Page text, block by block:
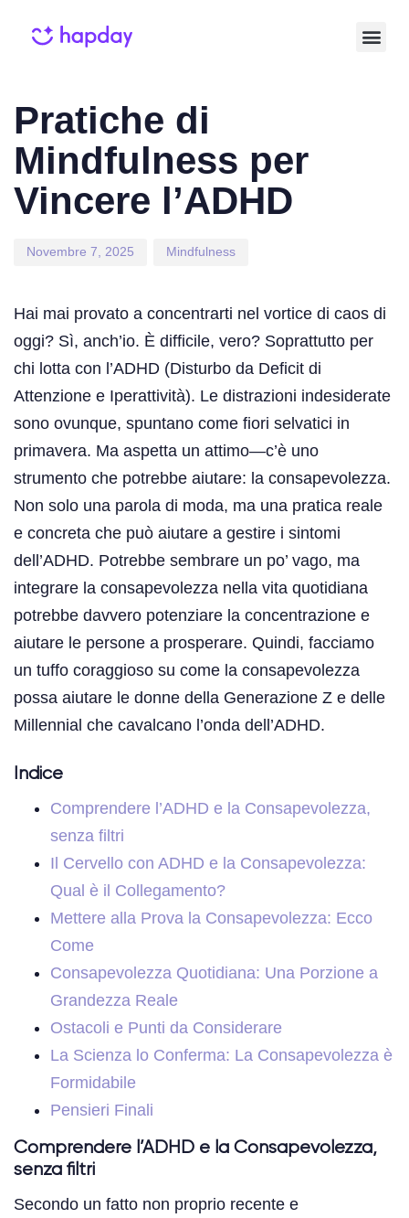
Pratiche di
Mindfulness per
Vincere l’ADHD
on:
Novembre 7, 2025 Mindfulness
Hai mai provato a concentrarti nel vortice di caos di
oggi? Sì, anch’io. È difficile, vero? Soprattutto per
chi lotta con l’ADHD (Disturbo da Deficit di
Attenzione e Iperattività). Le distrazioni indesiderate
sono ovunque, spuntano come fiori selvatici in
primavera. Ma aspetta un attimo—c’è uno
strumento che potrebbe aiutare: la consapevolezza.
Non solo una parola di moda, ma una pratica reale
e concreta che può aiutare a gestire i sintomi
dell’ADHD. Potrebbe sembrare un po’ vago, ma
integrare la consapevolezza nella vita quotidiana
potrebbe davvero potenziare la concentrazione e
aiutare le persone a prosperare. Quindi, facciamo
un tuffo coraggioso su come la consapevolezza
possa aiutare le donne della Generazione Z e delle
Millennial che cavalcano l’onda dell’ADHD.
Indice
Comprendere l’ADHD e la Consapevolezza,
senza filtri
Il Cervello con ADHD e la Consapevolezza:
Qual è il Collegamento?
Mettere alla Prova la Consapevolezza: Ecco
Come
Consapevolezza Quotidiana: Una Porzione a
Grandezza Reale
Ostacoli e Punti da Considerare
La Scienza lo Conferma: La Consapevolezza è
Formidabile
Pensieri Finali
Comprendere l’ADHD e la Consapevolezza,
senza filtri
Secondo un fatto non proprio recente e